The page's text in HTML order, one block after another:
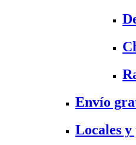
Envío
Locales